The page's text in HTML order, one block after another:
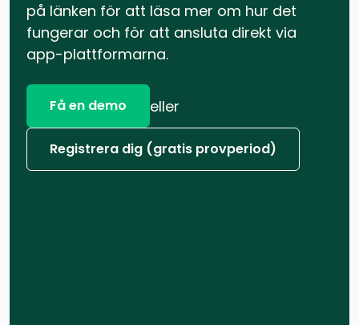
på länken för att läsa mer om hur det
fungerar och för att ansluta direkt via
app-plattformarna.
Få en demo eller
Registrera dig (gratis provperiod)